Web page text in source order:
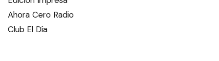
Ahora Cero Radio
Club El Día